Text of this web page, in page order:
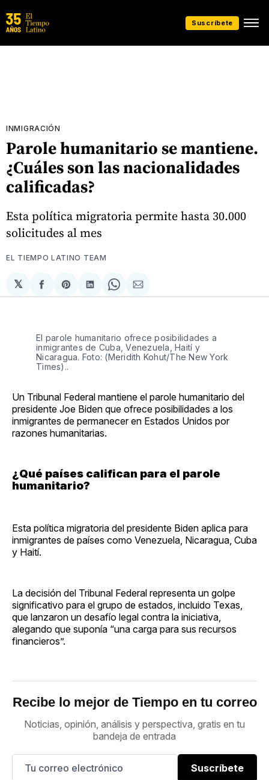
Suscríbete
INMIGRACIÓN
Parole humanitario se mantiene.
¿Cuáles son las nacionalidades
calificadas?
Esta política migratoria permite hasta 30.000
solicitudes al mes
EL TIEMPO LATINO TEAM
𝕏
Compartir
en
Share
on
Compartir
en
Share
on
Compartir
via
El parole humanitario ofrece posibilidades a
inmigrantes de Cuba, Venezuela, Haití y
Nicaragua. Foto: (Meridith Kohut/The New York
Times)..
Un Tribunal Federal mantiene el parole humanitario del
presidente Joe Biden que ofrece posibilidades a los
inmigrantes de permanecer en Estados Unidos por
razones humanitarias.
¿Qué países califican para el parole
humanitario?
Esta política migratoria del presidente Biden aplica para
inmigrantes de países como Venezuela, Nicaragua, Cuba
y Haití.
La decisión del Tribunal Federal representa un golpe
significativo para el grupo de estados, incluido Texas,
que lanzaron un desafío legal contra la iniciativa,
alegando que suponía “una carga para sus recursos
financieros”.
Recibe lo mejor de Tiempo en tu correo
Noticias, opinión, análisis y perspectiva, gratis en tu
bandeja de entrada
Suscríbete